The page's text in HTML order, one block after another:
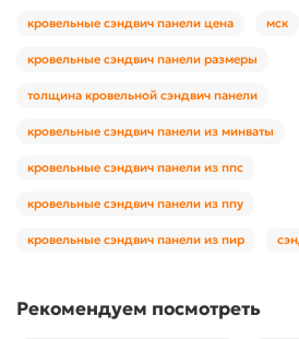
кровельные сэндвич панели цена мск
кровельные сэндвич панели размеры
толщина кровельной сэндвич панели
кровельные сэндвич панели из минваты
кровельные сэндвич панели из ппс
кровельные сэндвич панели из ппу
кровельные сэндвич панели из пир
Рекомендуем посмотреть